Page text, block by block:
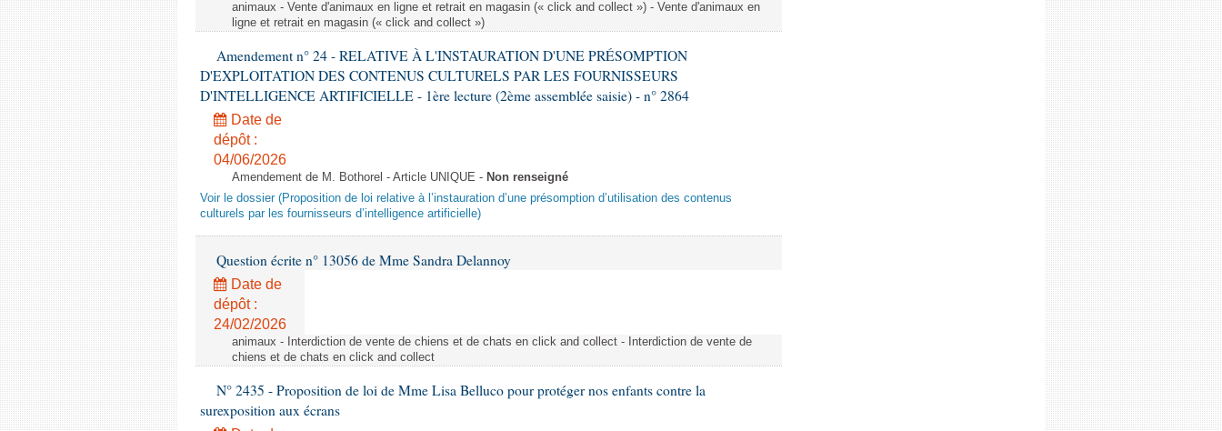
animaux - Vente d'animaux en ligne et retrait en magasin (« click and collect ») - Vente d'animaux en
ligne et retrait en magasin (« click and collect »)
Amendement n° 24 - RELATIVE À L'INSTAURATION D'UNE PRÉSOMPTION
D'EXPLOITATION DES CONTENUS CULTURELS PAR LES FOURNISSEURS
D'INTELLIGENCE ARTIFICIELLE - 1ère lecture (2ème assemblée saisie) - n° 2864
Date de
dépôt :
04/06/2026
Amendement de M. Bothorel - Article UNIQUE - Non renseigné
Voir le dossier (Proposition de loi relative à l’instauration d’une présomption d’utilisation des contenus
culturels par les fournisseurs d’intelligence artificielle)
Question écrite n° 13056 de Mme Sandra Delannoy
Date de
dépôt :
24/02/2026
animaux - Interdiction de vente de chiens et de chats en click and collect - Interdiction de vente de
chiens et de chats en click and collect
N° 2435 - Proposition de loi de Mme Lisa Belluco pour protéger nos enfants contre la
surexposition aux écrans